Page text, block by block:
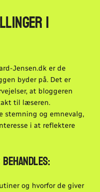
i
Jensen.dk er de
byder på. Det er
at bloggeren
til læseren.
og emnevalg,
i at reflektere
og hvorfor de giver